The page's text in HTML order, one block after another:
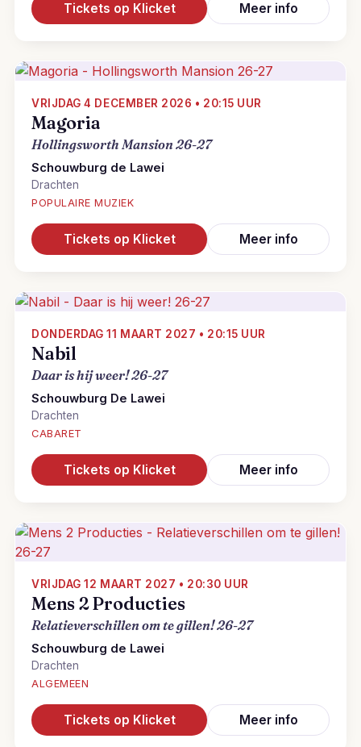
Tickets op Klicket Meer info
VRIJDAG 4 DECEMBER 2026 • 20:15 UUR
Magoria
Hollingsworth Mansion 26-27
Schouwburg de Lawei
Drachten
POPULAIRE MUZIEK
Tickets op Klicket Meer info
DONDERDAG 11 MAART 2027 • 20:15 UUR
Nabil
Daar is hij weer! 26-27
Schouwburg De Lawei
Drachten
CABARET
Tickets op Klicket Meer info
VRIJDAG 12 MAART 2027 • 20:30 UUR
Mens 2 Producties
Relatieverschillen om te gillen! 26-27
Schouwburg de Lawei
Drachten
ALGEMEEN
Tickets op Klicket Meer info